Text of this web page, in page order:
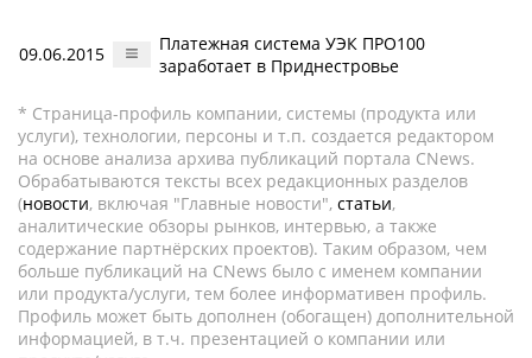
09.06.2015
Платежная система УЭК ПРО100
заработает в Приднестровье
* Страница-профиль компании, системы (продукта или
услуги), технологии, персоны и т.п. создается редактором
на основе анализа архива публикаций портала CNews.
Обрабатываются тексты всех редакционных разделов
(новости, включая "Главные новости", статьи,
аналитические обзоры рынков, интервью, а также
содержание партнёрских проектов). Таким образом, чем
больше публикаций на CNews было с именем компании
или продукта/услуги, тем более информативен профиль.
Профиль может быть дополнен (обогащен) дополнительной
информацией, в т.ч. презентацией о компании или